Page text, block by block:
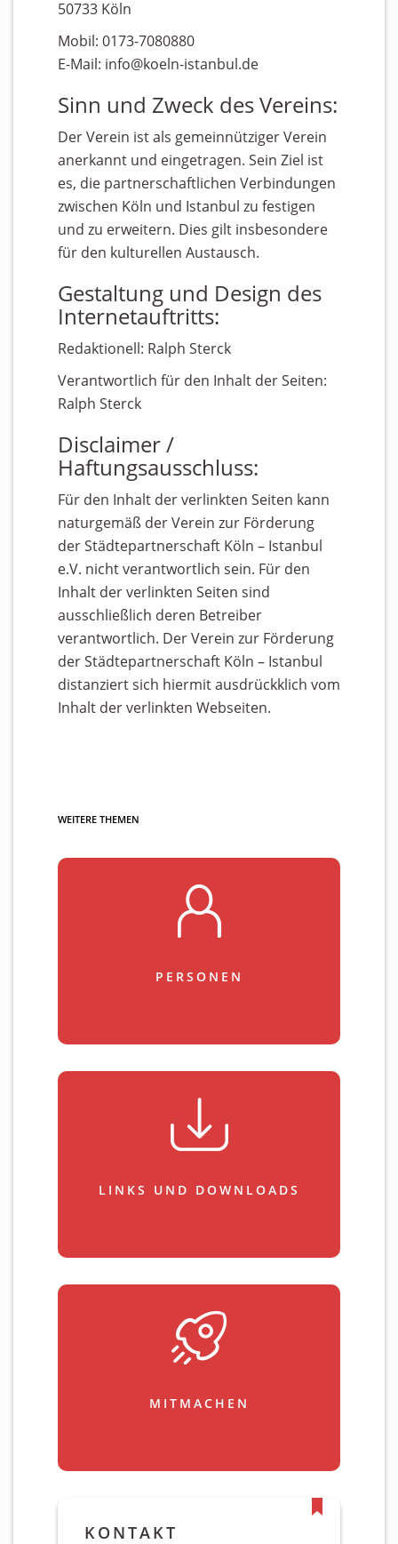
50733 Köln
Mobil: 0173-7080880
E-Mail: info@koeln-istanbul.de
Sinn und Zweck des Vereins:
Der Verein ist als gemeinnütziger Verein
anerkannt und eingetragen. Sein Ziel ist
es, die partnerschaftlichen Verbindungen
zwischen Köln und Istanbul zu festigen
und zu erweitern. Dies gilt insbesondere
für den kulturellen Austausch.
Gestaltung und Design des
Internetauftritts:
Redaktionell: Ralph Sterck
Verantwortlich für den Inhalt der Seiten:
Ralph Sterck
Disclaimer /
Haftungsausschluss:
Für den Inhalt der verlinkten Seiten kann
naturgemäß der Verein zur Förderung
der Städtepartnerschaft Köln – Istanbul
e.V. nicht verantwortlich sein. Für den
Inhalt der verlinkten Seiten sind
ausschließlich deren Betreiber
verantwortlich. Der Verein zur Förderung
der Städtepartnerschaft Köln – Istanbul
distanziert sich hiermit ausdrückklich vom
Inhalt der verlinkten Webseiten.
WEITERE THEMEN
PERSONEN
LINKS UND DOWNLOADS
MITMACHEN
KONTAKT